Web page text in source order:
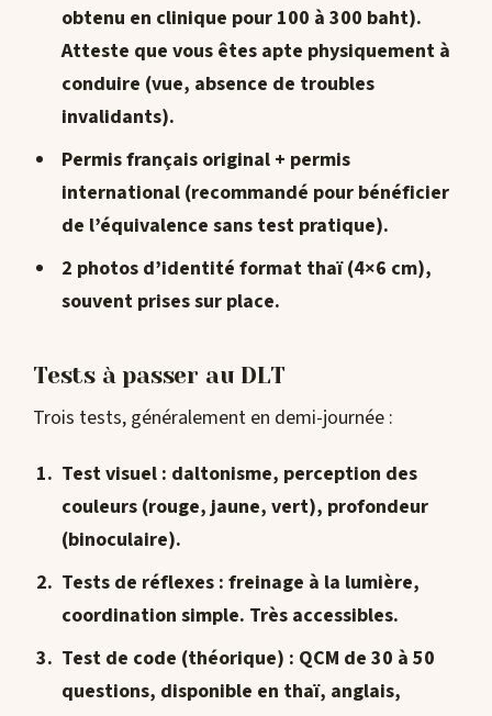
obtenu en clinique pour 100 à 300 baht).
Atteste que vous êtes apte physiquement à
conduire (vue, absence de troubles
invalidants).
Permis français original + permis
international (recommandé pour bénéficier
de l’équivalence sans test pratique).
2 photos d’identité format thaï (4×6 cm),
souvent prises sur place.
Tests à passer au DLT
Trois tests, généralement en demi-journée :
Test visuel: daltonisme, perception des
couleurs (rouge, jaune, vert), profondeur
(binoculaire).
Tests de réflexes: freinage à la lumière,
coordination simple. Très accessibles.
Test de code (théorique) : QCM de 30 à 50
questions, disponible en thaï, anglais,